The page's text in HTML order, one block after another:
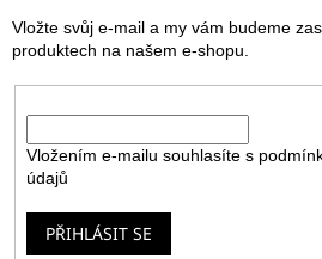
Vložte svůj e-mail a my vám budeme
produktech na našem e-shopu.
Vložením e-mailu souhlasíte s
údajů
PŘIHLÁSIT SE